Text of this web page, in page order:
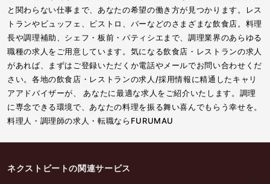
と関わらない仕事まで、あなたの希望の働き方が見つかります。レス
トランやビュッフェ、ビストロ、バーなどのさまざまな飲食店。料理
長や調理補助、シェフ・板前・パティシエまで、調理業界のあらゆる
職種の求人をご用意しています。気になる飲食店・レストランの求人
があれば、まずはご登録いただくか電話やメールでお問い合わせくだ
さい。各地の飲食店・レストランの求人/採用情報に精通したキャリ
アアドバイザーが、 あなたに最適な求人をご紹介いたします。調理
に専念できる環境で、あなたの料理を振る舞い喜んでもらう幸せを。
料理人・調理師の求人・転職ならFURUMAU
ネクストビートの関連サービス